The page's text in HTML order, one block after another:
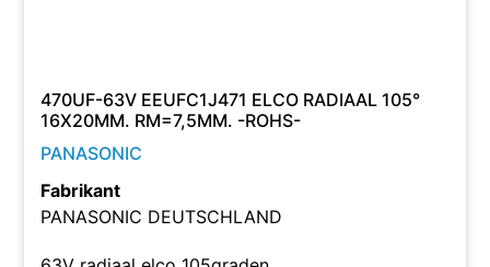
470UF-63V EEUFC1J471 ELCO RADIAAL 105°
16X20MM. RM=7,5MM. -ROHS-
PANASONIC
Fabrikant
PANASONIC DEUTSCHLAND